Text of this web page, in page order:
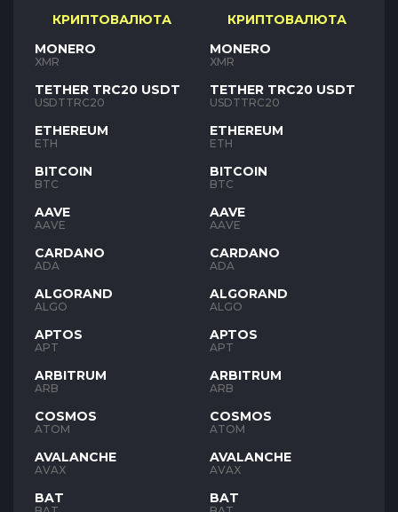
КРИПТОВАЛЮТА
MONERO
XMR
TETHER TRC20 USDT
USDTTRC20
ETHEREUM
ETH
BITCOIN
BTC
AAVE
AAVE
CARDANO
ADA
ALGORAND
ALGO
APTOS
APT
ARBITRUM
ARB
COSMOS
ATOM
AVALANCHE
AVAX
BAT
КРИПТОВАЛЮТА
MONERO
XMR
TETHER TRC20 USDT
USDTTRC20
ETHEREUM
ETH
BITCOIN
BTC
AAVE
AAVE
CARDANO
ADA
ALGORAND
ALGO
APTOS
APT
ARBITRUM
ARB
COSMOS
ATOM
AVALANCHE
AVAX
BAT